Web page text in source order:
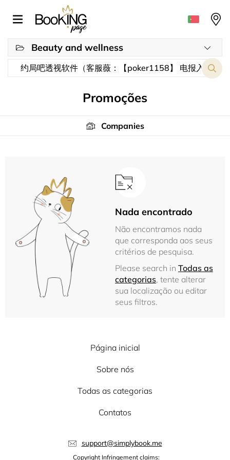
Beauty and wellness
Promoções
Companies
Nada encontrado
Não encontramos nada
que corresponda aos seus
critérios de pesquisa.
Please search in Todas as
categorias, tente alterar
sua localização ou editar
seus filtros.
Página inicial
Sobre nós
Todas as categorias
Contatos
support@simplybook.me
Copyright Infringement claims: